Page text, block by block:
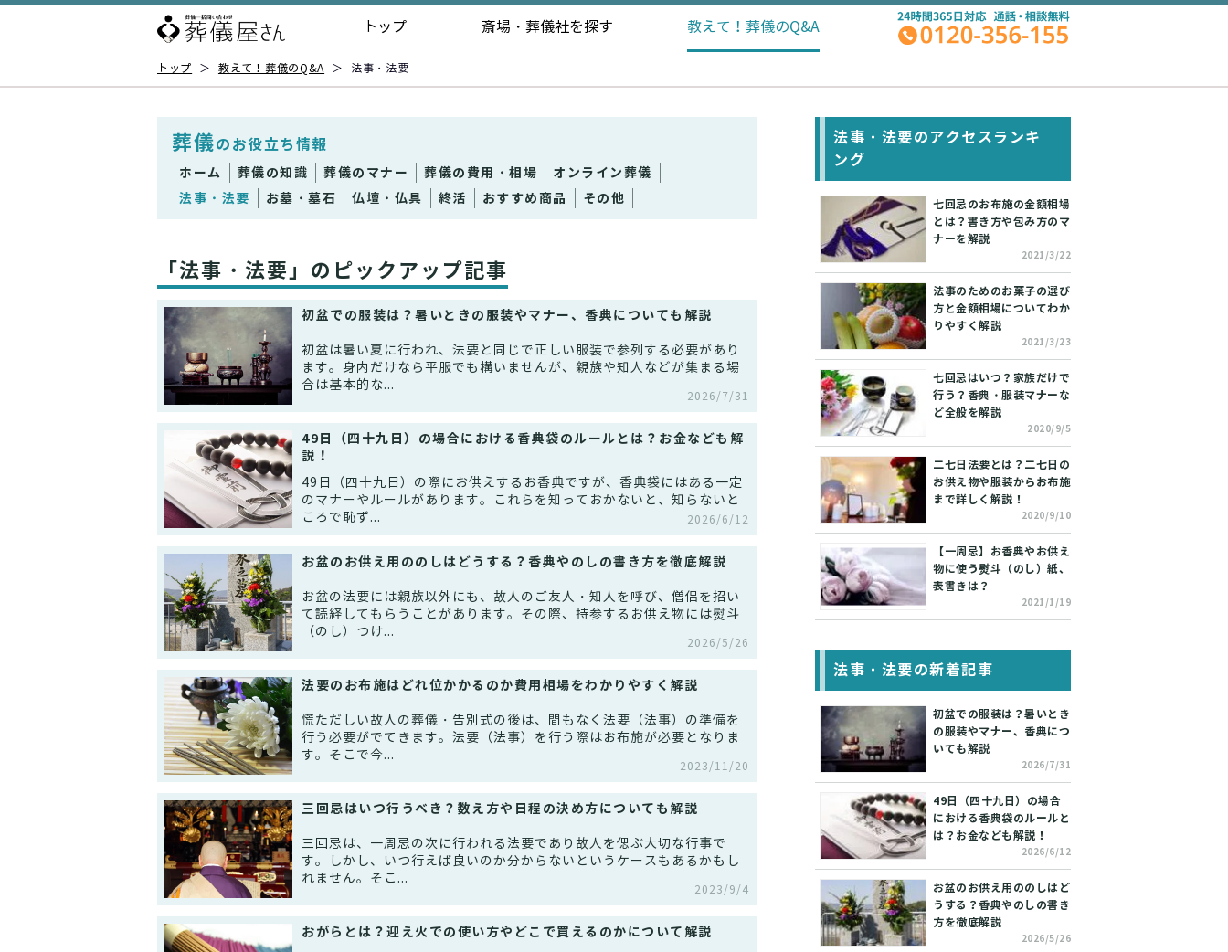
トップ 斎場・葬儀社を探す 教えて！ 葬儀のQ&A
トップ ＞ 教えて！葬儀のQ&A ＞ 法事・法要
葬儀のお役立ち情報
ホーム 葬儀の知識 葬儀のマナー 葬儀の費用・相場
オンライン葬儀
法事・法要
お墓・墓石 仏壇・仏具 終活 おすすめ商品 その他
「法事・法要」のピックアップ記事
初盆での服装は？暑いときの服装やマナー、香典についても解説
初盆は暑い夏に行われ、法要と同じで正しい服装で参列する必要があり
ます。身内だけなら平服でも構いませんが、親族や知人などが集まる場
合は基本的な...
2026/7/31
49日（四十九日）の場合における香典袋のルールとは？お金なども解
説！
49日（四十九日）の際にお供えするお香典ですが、香典袋にはある一定
のマナーやルールがあります。これらを知っておかないと、知らないと
ころで恥ず...
2026/6/12
お盆のお供え用ののしはどうする？香典やのしの書き方を徹底解説
お盆の法要には親族以外にも、故人のご友人・知人を呼び、僧侶を招い
て読経してもらうことがあります。その際、持参するお供え物には熨斗
（のし）つけ...
2026/5/26
法要のお布施はどれ位かかるのか費用相場をわかりやすく解説
慌ただしい故人の葬儀・告別式の後は、間もなく法要（法事）の準備を
行う必要がでてきます。法要（法事）を行う際はお布施が必要となりま
す。そこで今...
2023/11/20
三回忌はいつ行うべき？数え方や日程の決め方についても解説
三回忌は、一周忌の次に行われる法要であり故人を偲ぶ大切な行事で
す。しかし、いつ行えば良いのか分からないというケースもあるかもし
れません。そこ...
2023/9/4
おがらとは？迎え火での使い方やどこで買えるのかについて解説
法事・法要のアクセスランキ
ング
七回忌のお布施の金額相場
とは？書き方や包み方のマ
ナーを解説
2021/3/22
法事のためのお菓子の選び
方と金額相場についてわか
りやすく解説
2021/3/23
七回忌はいつ？家族だけで
行う？香典・服装マナーな
ど全般を解説
2020/9/5
二七日法要とは？二七日の
お供え物や服装からお布施
まで詳しく解説！
2020/9/10
【一周忌】お香典やお供え
物に使う熨斗（のし）紙、
表書きは？
2021/1/19
法事・法要の新着記事
初盆での服装は？暑いとき
の服装やマナー、香典につ
いても解説
2026/7/31
49日（四十九日）の場合
における香典袋のルールと
は？お金なども解説！
2026/6/12
お盆のお供え用ののしはど
うする？香典やのしの書き
方を徹底解説
2026/5/26